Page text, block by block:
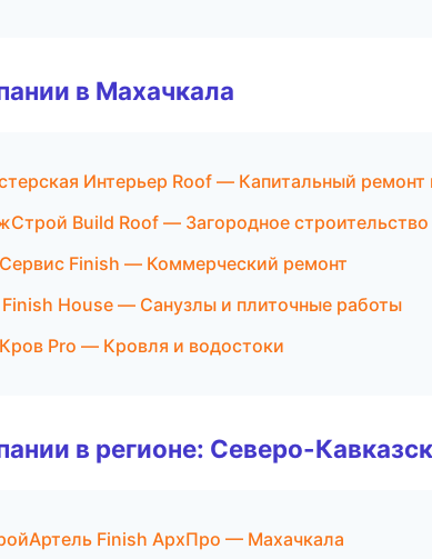
в Махачкала
Интерьер Roof — Капитальный ремонт
Build Roof — Загородное строительство
Finish — Коммерческий ремонт
House — Санузлы и плиточные работы
Pro — Кровля и водостоки
в регионе: Северо-
Finish АрхПро — Махачкала